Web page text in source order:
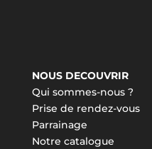
NOUS DECOUVRIR
Qui sommes-nous ?
Prise de rendez-vous
Parrainage
Notre catalogue